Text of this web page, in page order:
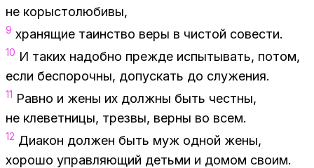
не ко­ры­сто­лю­би­вы,
9 хра­ня­щие та­ин­ство веры в чи­стой со­ве­сти.
10 И та­ких на­доб­но преж­де ис­пы­ты­вать, по­том,
если бес­по­роч­ны, до­пус­кать до слу­же­ния.
11 Рав­но и жены их долж­ны быть чест­ны,
не кле­вет­ни­цы, трез­вы, вер­ны во всем.
12 Диа­кон дол­жен быть муж од­ной жены,
хо­ро­шо управ­ля­ю­щий детьми и до­мом сво­им.